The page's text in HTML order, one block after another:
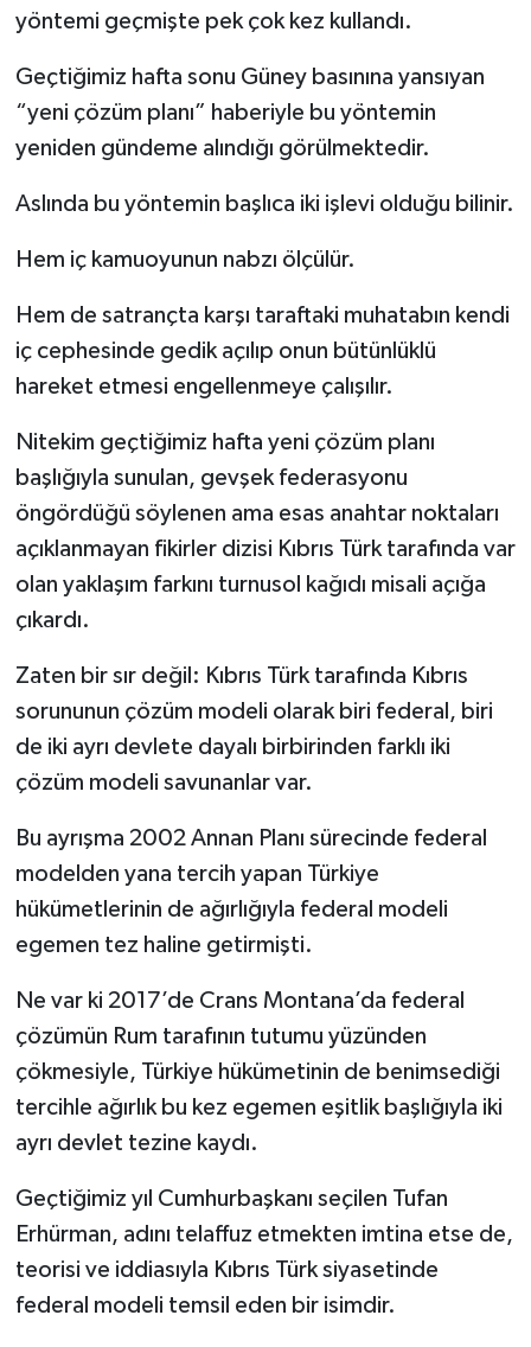
yöntemi geçmişte pek çok kez kullandı.
Geçtiğimiz hafta sonu Güney basınına yansıyan
“yeni çözüm planı” haberiyle bu yöntemin
yeniden gündeme alındığı görülmektedir.
Aslında bu yöntemin başlıca iki işlevi olduğu bilinir.
Hem iç kamuoyunun nabzı ölçülür.
Hem de satrançta karşı taraftaki muhatabın kendi
iç cephesinde gedik açılıp onun bütünlüklü
hareket etmesi engellenmeye çalışılır.
Nitekim geçtiğimiz hafta yeni çözüm planı
başlığıyla sunulan, gevşek federasyonu
öngördüğü söylenen ama esas anahtar noktaları
açıklanmayan fikirler dizisi Kıbrıs Türk tarafında var
olan yaklaşım farkını turnusol kağıdı misali açığa
çıkardı.
Zaten bir sır değil: Kıbrıs Türk tarafında Kıbrıs
sorununun çözüm modeli olarak biri federal, biri
de iki ayrı devlete dayalı birbirinden farklı iki
çözüm modeli savunanlar var.
Bu ayrışma 2002 Annan Planı sürecinde federal
modelden yana tercih yapan Türkiye
hükümetlerinin de ağırlığıyla federal modeli
egemen tez haline getirmişti.
Ne var ki 2017’de Crans Montana’da federal
çözümün Rum tarafının tutumu yüzünden
çökmesiyle, Türkiye hükümetinin de benimsediği
tercihle ağırlık bu kez egemen eşitlik başlığıyla iki
ayrı devlet tezine kaydı.
Geçtiğimiz yıl Cumhurbaşkanı seçilen Tufan
Erhürman, adını telaffuz etmekten imtina etse de,
teorisi ve iddiasıyla Kıbrıs Türk siyasetinde
federal modeli temsil eden bir isimdir.